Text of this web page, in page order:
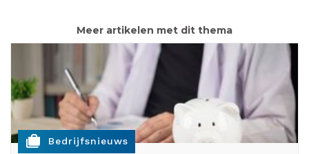
Meer artikelen met dit thema
cases Bedrijfsnieuws